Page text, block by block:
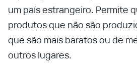
um país estrangeiro. Permite
produtos que não são
que são mais baratos ou de
outros lugares.